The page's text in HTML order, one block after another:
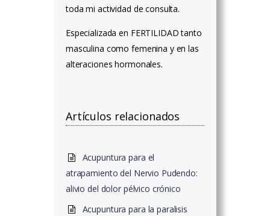
toda mi actividad de consulta.
Especializada en FERTILIDAD tanto
masculina como femenina y en las
alteraciones hormonales.
Artículos relacionados
Acupuntura para el
atrapamiento del Nervio Pudendo:
alivio del dolor pélvico crónico
Acupuntura para la paralisis